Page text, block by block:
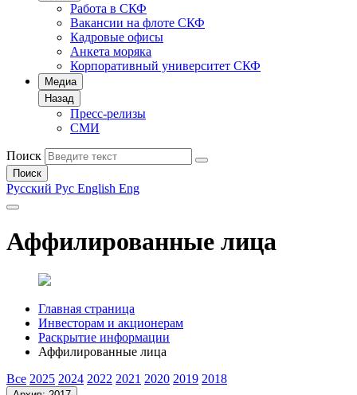
Работа в СКФ
Вакансии на флоте СКФ
Кадровые офисы
Анкета моряка
Корпоративный университет СКФ
Медиа
Назад
Пресс-релизы
СМИ
Поиск
Поиск
Русский Рус English Eng
Аффилированные лица
Главная страница
Инвесторам и акционерам
Раскрытие информации
Аффилированные лица
Все 2025 2024 2022 2021 2020 2019 2018